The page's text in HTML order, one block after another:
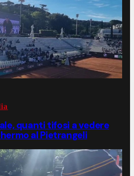
quanti tifosi a vedere
al Pietrangeli